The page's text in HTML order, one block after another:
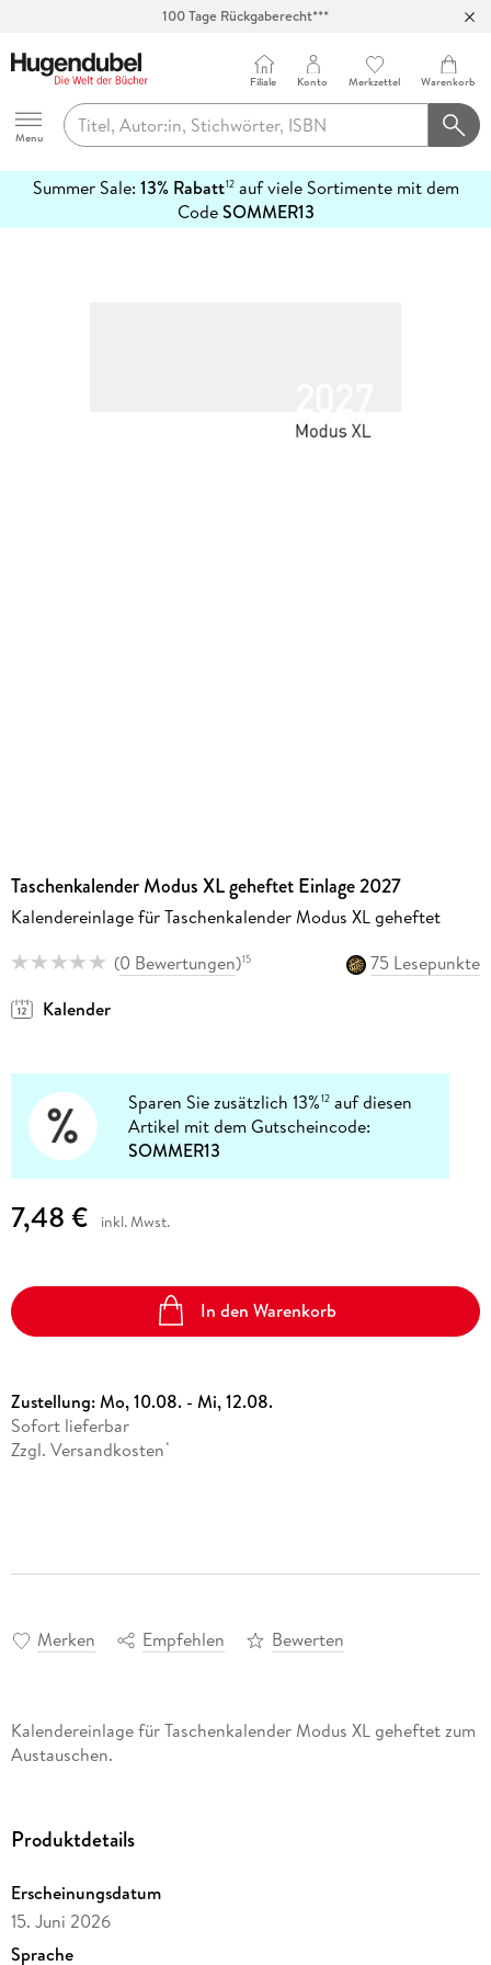
100 Tage Rückgaberecht***
Hugendubel
Menu
Filiale Konto Merkzettel Warenkorb
Summer Sale: 13% Rabatt12auf viele Sortimente mit dem
CodeSOMMER13
erfahren
Taschenkalender Modus XL geheftet Einlage 2027
Kalendereinlage für Taschenkalender Modus XL geheftet
(0 Bewertungen)15
75 Lesepunkte
Kalender
Sparen Sie zusätzlich 13%12 auf diesen
Artikel mit dem Gutscheincode:
SOMMER13
7,48 € inkl. Mwst.
In den Warenkorb
Zustellung:Mo, 10.08. - Mi, 12.08.
Sofort lieferbar
Zzgl. Versandkosten *
Merken Empfehlen Bewerten
Kalendereinlage für Taschenkalender Modus XL geheftet zum
Austauschen.
Produktdetails
Erscheinungsdatum
15. Juni 2026
Sprache